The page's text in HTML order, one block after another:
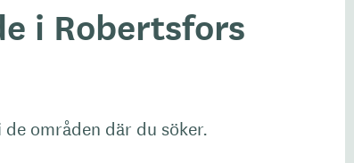
i Robertsfors
områden där du söker.